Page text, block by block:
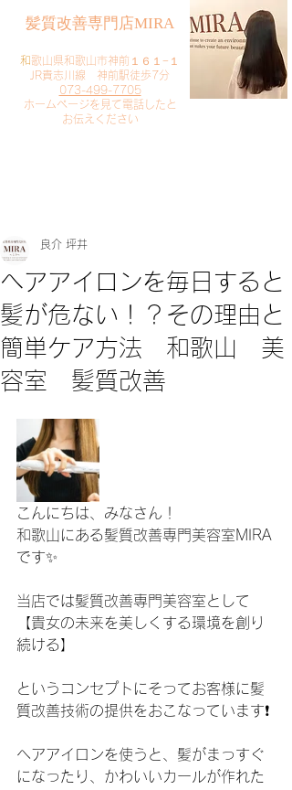
​髪質改善専門店MIRA
​和歌山県和歌山市神前１６１−１
JR貴志川線 神前駅徒歩7分
073-499-7705
​ホームページを見て電話したと
お伝えください
ヘアアイロンを毎日すると
髪が危ない！？その理由と
簡単ケア方法 和歌山 美
容室 髪質改善
良介 坪井
こんにちは、みなさん！
和歌山にある髪質改善専門美容室MIRA
です✨
当店では髪質改善専門美容室として
【貴女の未来を美しくする環境を創り
続ける】
というコンセプトにそってお客様に髪
質改善技術の提供をおこなっています❗️
ヘアアイロンを使うと、髪がまっすぐ
になったり、かわいいカールが作れた